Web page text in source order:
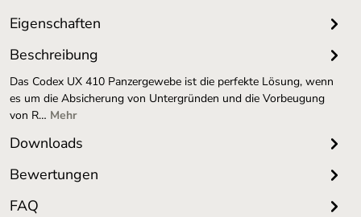
Eigenschaften
Beschreibung
Das Codex UX 410 Panzergewebe ist die perfekte Lösung, wenn
es um die Absicherung von Untergründen und die Vorbeugung
von R… Mehr
Downloads
Bewertungen
FAQ